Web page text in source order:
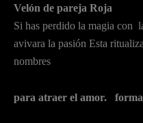
Velón de pareja Roja
Si has perdido la magia con
avivara la pasión Esta
nombres
para atraer el amor.